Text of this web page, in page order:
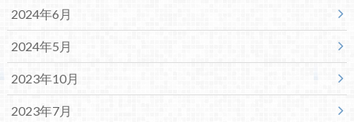
2024年6月
2024年5月
2023年10月
2023年7月